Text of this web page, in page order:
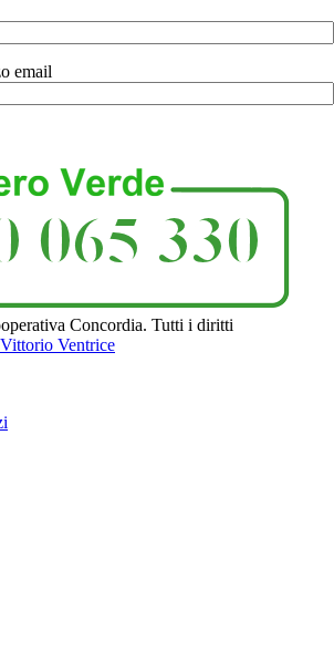
email
Concordia. Tutti i diritti
Vittorio Ventrice